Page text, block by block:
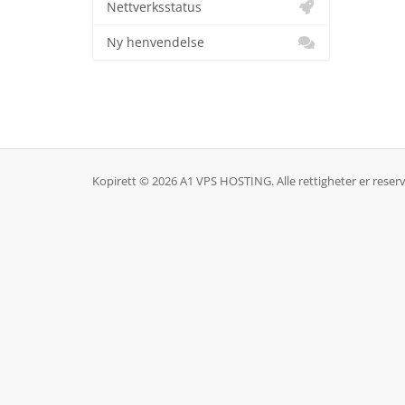
Nettverksstatus
Ny henvendelse
Kopirett © 2026 A1 VPS HOSTING. Alle rettigheter er